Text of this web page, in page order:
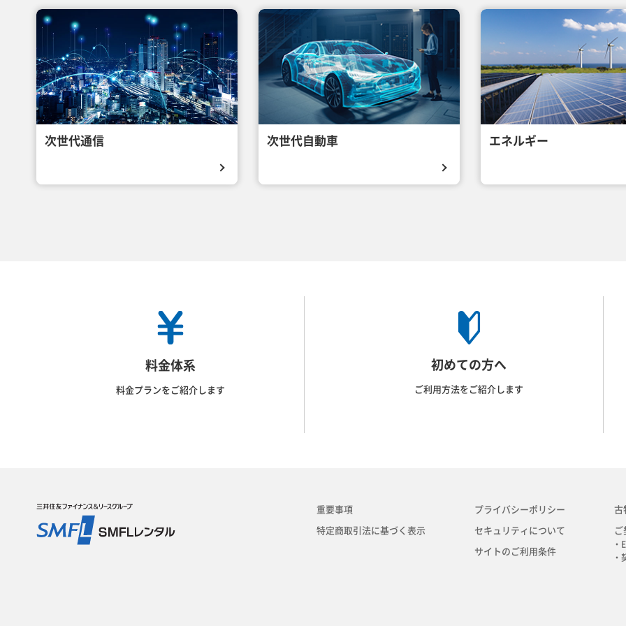
次世代通信 次世代自動車 エネルギー
料金体系
料金プランをご紹介します
初めての方へ
ご利用方法をご紹介します
重要事項
特定商取引法に基づく表示
プライバシーポリシー
セキュリティについて
サイトのご利用条件
古
ご
・
・